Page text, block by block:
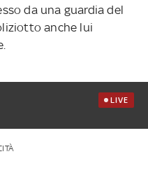
da una guardia del
anche lui
LIVE